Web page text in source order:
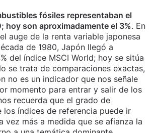
fósiles representaban el
hoy son aproximadamente el 3%. En
auge de la renta variable japonesa
de 1980, Japón llegó a
del índice MSCI World; hoy se sitúa
se trata de comparaciones exactas,
no es un indicador que nos señale
momento para entrar y salir de los
recuerda que el grado de
los índices de referencia puede ir
vez más a medida que se afianza la